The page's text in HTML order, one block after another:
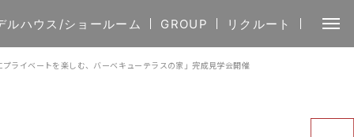
ルハウス/ショールーム GROUP リクルート
ライベートを楽しむ、バーベキューテラスの家」完成見学会開催